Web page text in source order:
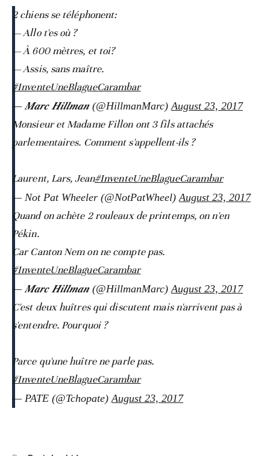
2 chiens se téléphonent:
— Allo t'es où ?
— À 600 mètres, et toi?
— Assis, sans maître.
#InventeUneBlagueCarambar
— 𝑴𝒂𝒓𝒄 𝑯𝒊𝒍𝒍𝒎𝒂𝒏 (@HillmanMarc) August 23, 2017
Monsieur et Madame Fillon ont 3 fils attachés
parlementaires. Comment s'appellent-ils ?
Laurent, Lars, Jean#InventeUneBlagueCarambar
— Not Pat Wheeler (@NotPatWheel) August 23, 2017
Quand on achète 2 rouleaux de printemps, on n'en
Pékin.
Car Canton Nem on ne compte pas.
#InventeUneBlagueCarambar
— 𝑴𝒂𝒓𝒄 𝑯𝒊𝒍𝒍𝒎𝒂𝒏 (@HillmanMarc) August 23, 2017
C'est deux huîtres qui discutent mais n'arrivent pas à
s'entendre. Pourquoi ?
Parce qu'une huître ne parle pas.
#InventeUneBlagueCarambar
— PATE (@Tchopate) August 23, 2017